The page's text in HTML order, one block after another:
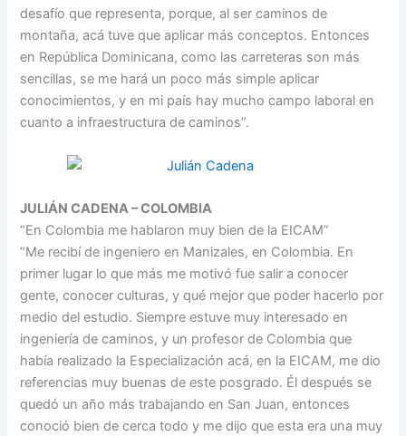
desafío que representa, porque, al ser caminos de
montaña, acá tuve que aplicar más conceptos. Entonces
en República Dominicana, como las carreteras son más
sencillas, se me hará un poco más simple aplicar
conocimientos, y en mi país hay mucho campo laboral en
cuanto a infraestructura de caminos”.
JULIÁN CADENA – COLOMBIA
“En Colombia me hablaron muy bien de la EICAM”
“Me recibí de ingeniero en Manizales, en Colombia. En
primer lugar lo que más me motivó fue salir a conocer
gente, conocer culturas, y qué mejor que poder hacerlo por
medio del estudio. Siempre estuve muy interesado en
ingeniería de caminos, y un profesor de Colombia que
había realizado la Especialización acá, en la EICAM, me dio
referencias muy buenas de este posgrado. Él después se
quedó un año más trabajando en San Juan, entonces
conoció bien de cerca todo y me dijo que esta era una muy